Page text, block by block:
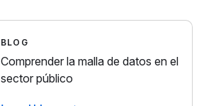
BLOG
Comprender la malla de datos en el
sector público